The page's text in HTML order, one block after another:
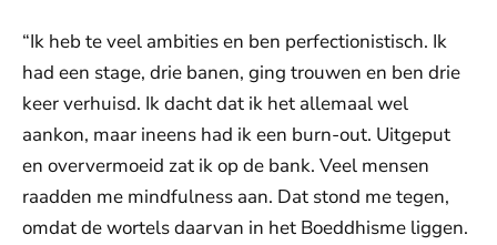
“Ik heb te veel ambities en ben perfectionistisch. Ik
had een stage, drie banen, ging trouwen en ben drie
keer verhuisd. Ik dacht dat ik het allemaal wel
aankon, maar ineens had ik een burn-out. Uitgeput
en oververmoeid zat ik op de bank. Veel mensen
raadden me mindfulness aan. Dat stond me tegen,
omdat de wortels daarvan in het Boeddhisme liggen.